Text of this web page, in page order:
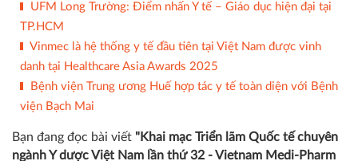
UFM Long Trường: Điểm nhấn Y tế – Giáo dục hiện đại tại
TP.HCM
Vinmec là hệ thống y tế đầu tiên tại Việt Nam được vinh
danh tại Healthcare Asia Awards 2025
Bệnh viện Trung ương Huế hợp tác y tế toàn diện với Bệnh
viện Bạch Mai
Bạn đang đọc bài viết "Khai mạc Triển lãm Quốc tế chuyên
ngành Y dược Việt Nam lần thứ 32 - Vietnam Medi-Pharm